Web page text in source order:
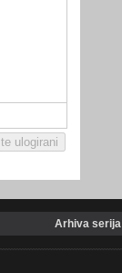
Arhiva serija